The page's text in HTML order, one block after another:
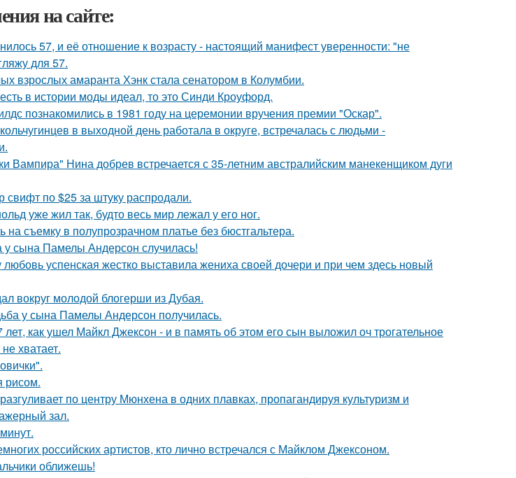
на сайте:
57, и её отношение к возрасту - настоящий манифест уверенности: "не
для 57.
взрослых амаранта Хэнк стала сенатором в Колумбии.
в истории моды идеал, то это Синди Кроуфорд.
познакомились в 1981 году на церемонии вручения премии "Оскар".
в выходной день работала в округе, встречалась с людьми -
Вампира" Нина добрев встречается с 35-летним австралийским манекенщиком дуги
по $25 за штуку распродали.
уже жил так, будто весь мир лежал у его ног.
съемку в полупрозрачном платье без бюстгальтера.
у сына Памелы Андерсон случилась!
успенская жестко выставила жениха своей дочери и при чем здесь новый
вокруг молодой блогерши из Дубая.
у сына Памелы Андерсон получилась.
как ушел Майкл Джексон - и в память об этом его сын выложил оч трогательное
хватает.
рисом.
по центру Мюнхена в одних плавках, пропагандируя культуризм и
зал.
российских артистов, кто лично встречался с Майклом Джексоном.
оближешь!